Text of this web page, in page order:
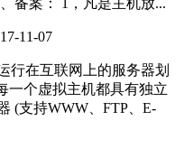
备案： 1，凡是主机放...
11-07
行在互联网上的服务器划
一个虚拟主机都具有独立
(支持WWW、FTP、E-